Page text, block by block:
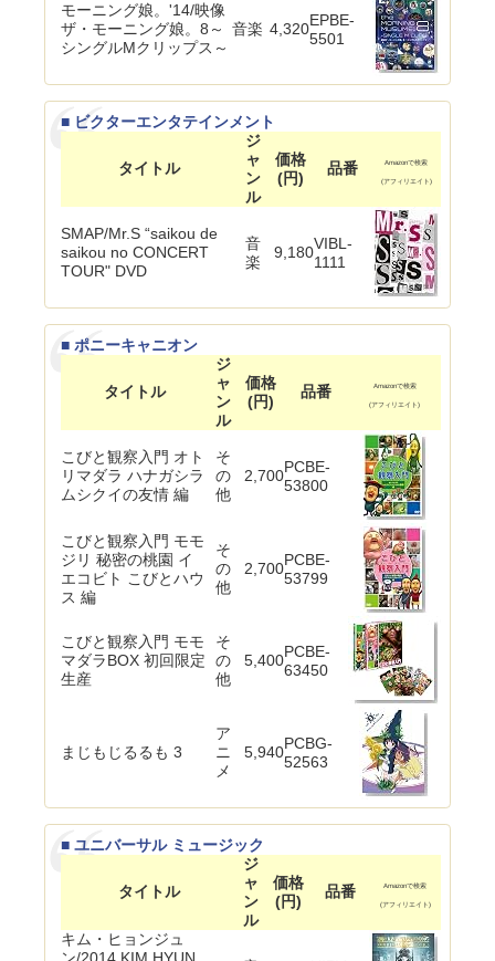
モーニング娘。'14/映像
ザ・モーニング娘。8～
シングルMクリップス～
音楽 4,320EPBE-
5501
■ ビクターエンタテインメント
タイトル
ジ
ャ
ン
ル
価格
(円)
品番 Amazonで検索
(アフィリエイト)
SMAP/Mr.S “saikou de
saikou no CONCERT
TOUR" DVD
音
楽
9,180VIBL-
1111
■ ポニーキャニオン
タイトル
ジ
ャ
ン
ル
価格
(円)
品番 Amazonで検索
(アフィリエイト)
こびと観察入門 オト
リマダラ ハナガシラ
ムシクイの友情 編
そ
の
他
2,700PCBE-
53800
こびと観察入門 モモ
ジリ 秘密の桃園 イ
エコビト こびとハウ
ス 編
そ
の
他
2,700PCBE-
53799
こびと観察入門 モモ
マダラBOX 初回限定
生産
そ
の
他
5,400PCBE-
63450
まじもじるるも 3
ア
ニ
メ
5,940PCBG-
52563
■ ユニバーサル ミュージック
タイトル
ジ
ャ
ン
ル
価格
(円)
品番 Amazonで検索
(アフィリエイト)
キム・ヒョンジュ
ン/2014 KIM HYUN